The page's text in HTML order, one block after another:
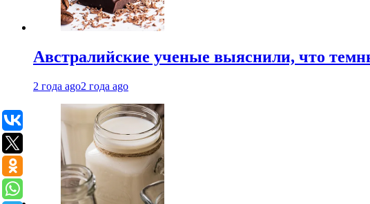
Австралийские ученые выяснили, что
2 года ago2 года ago